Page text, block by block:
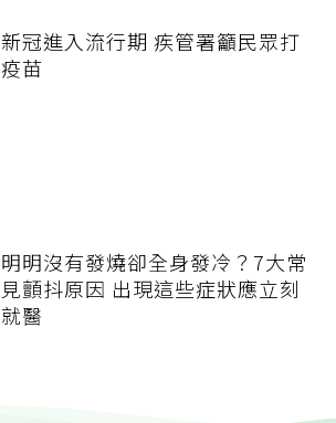
新冠進入流行期 疾管署籲民眾打
疫苗
明明沒有發燒卻全身發冷？7大常
見顫抖原因 出現這些症狀應立刻
就醫